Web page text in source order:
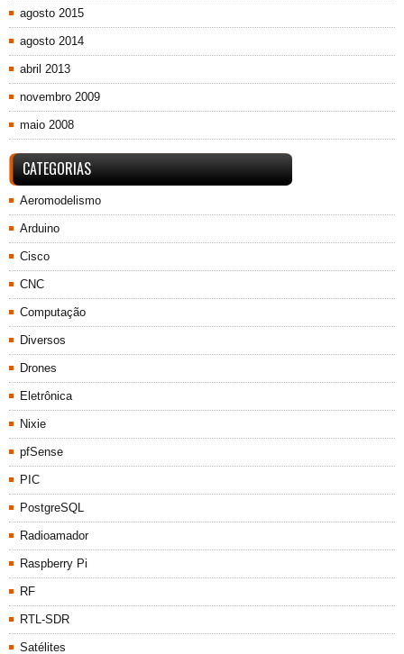
agosto 2015
agosto 2014
abril 2013
novembro 2009
maio 2008
CATEGORIAS
Aeromodelismo
Arduino
Cisco
CNC
Computação
Diversos
Drones
Eletrônica
Nixie
pfSense
PIC
PostgreSQL
Radioamador
Raspberry Pi
RF
RTL-SDR
Satélites